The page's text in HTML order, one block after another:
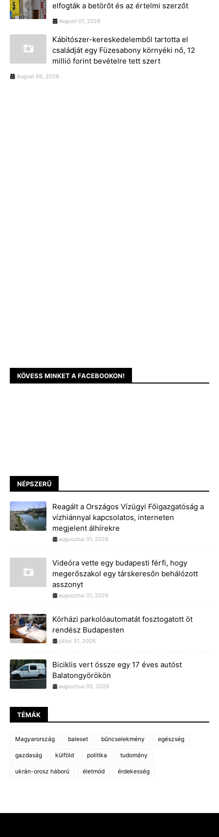
elfogták a betörőt és az értelmi szerzőt
August 07, 2026
Kábítószer-kereskedelemből tartotta el
családját egy Füzesabony környéki nő, 12
millió forint bevételre tett szert
August 06, 2026
KÖVESS MINKET A FACEBOOKON!
NÉPSZERŰ
Reagált a Országos Vízügyi Főigazgatóság a
vízhiánnyal kapcsolatos, interneten
megjelent álhírekre
augusztus 01, 2026
Videóra vette egy budapesti férfi, hogy
megerőszakol egy társkeresőn behálózott
asszonyt
augusztus 01, 2026
Kórházi parkolóautomatát fosztogatott öt
rendész Budapesten
július 31, 2026
Biciklis vert össze egy 17 éves autóst
Balatongyörökön
augusztus 05, 2026
TÉMÁK
Magyarország baleset bűncselekmény egészség
gazdaság külföld politika tudomány
ukrán-orosz háború életmód érdekesség